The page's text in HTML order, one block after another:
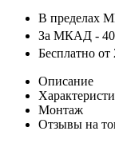
В пределах
За МКАД -
Бесплатно от
Описание
Монтаж
Отзывы на